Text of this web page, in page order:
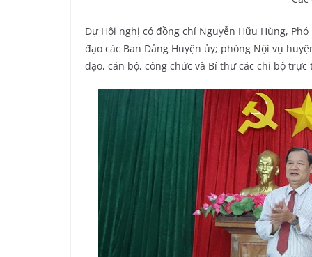
Dự Hội nghị có đồng chí Nguyễn Hữu Hùng,
đạo các Ban Đảng Huyện ủy; phòng Nội vụ
đạo, cán bộ, công chức và Bí thư các chi bộ